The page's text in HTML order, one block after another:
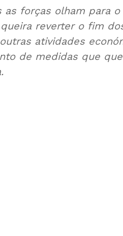
forças olham para
reverter o fim
atividades
de medidas que